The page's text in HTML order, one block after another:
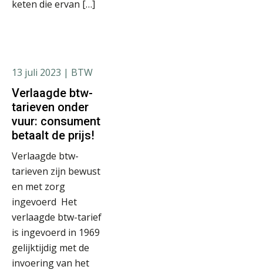
keten die ervan […]
13 juli 2023 | BTW
Verlaagde btw-
tarieven onder
vuur: consument
betaalt de prijs!
Verlaagde btw-
tarieven zijn bewust
en met zorg
ingevoerd Het
verlaagde btw-tarief
is ingevoerd in 1969
gelijktijdig met de
invoering van het